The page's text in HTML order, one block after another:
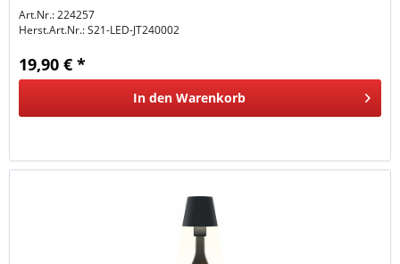
Art.Nr.: 224257
Herst.Art.Nr.:S21-LED-JT240002
19,90 € *
In den Warenkorb